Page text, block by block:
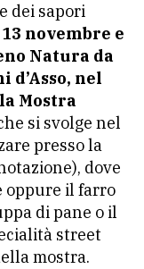
dei sapori
novembre e
Natura da
d’Asso, nel
Mostra
si svolge nel
presso la
dove
oppure il farro
di pane o il
street
mostra.